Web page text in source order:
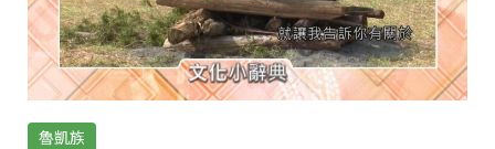
魯凱族